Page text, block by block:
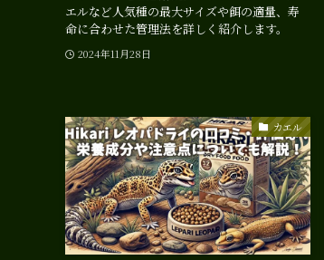
エルなど人気種の最大サイズや餌の適量、寿
命に合わせた管理法を詳しく紹介します。
2024年11月28日
カエル